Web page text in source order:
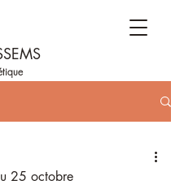
25 octobre